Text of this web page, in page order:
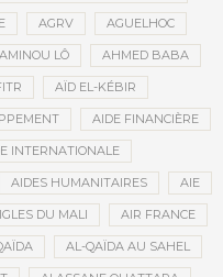
AGRV AGUELHOC
LÔ AHMED BABA
AÏD EL-KÉBIR
AIDE FINANCIÈRE
INTERNATIONALE
AIDES HUMANITAIRES AIE
DU MALI AIR FRANCE
AL-QAÏDA AU SAHEL